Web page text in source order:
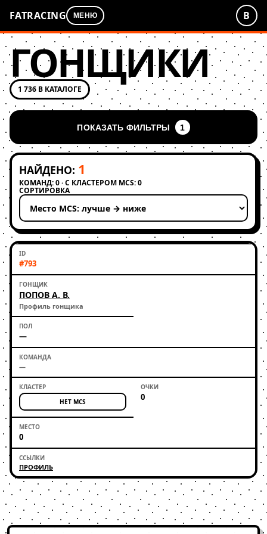
FATRACING МЕНЮ В
ГОНЩИКИ
1 736 В КАТАЛОГЕ
ПОКАЗАТЬ ФИЛЬТРЫ 1
НАЙДЕНО: 1
КОМАНД: 0 · С КЛАСТЕРОМ MCS: 0
СОРТИРОВКА
Применить сортировку
#793
ПОПОВ А. В.
Профиль гонщика
—
—
НЕТ MCS 0
0
ПРОФИЛЬ